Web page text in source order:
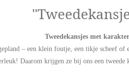
Tweedekansjes met karakter
– een klein foutje, een tikje scheef
Daarom krijgen ze bij ons een